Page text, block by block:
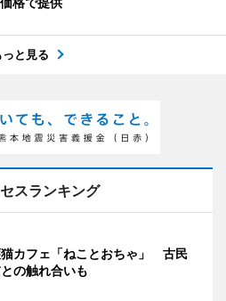
っと見る
スランキング
猫カフェ「ねことおちゃ」 古民
の触れ合いも